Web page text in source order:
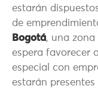
estarán
de
Bogotá, una
espera favorecer
especial con
estarán